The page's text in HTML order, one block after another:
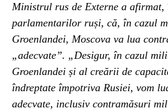
Ministrul rus de Externe a afirmat,
parlamentarilor ruși, că, în cazul
Groenlandei, Moscova va lua
„adecvate”. „Desigur, în cazul
Groenlandei și al creării de
îndreptate împotriva Rusiei, vom
adecvate, inclusiv contramăsuri